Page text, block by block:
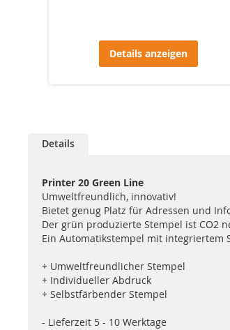
Details anzeigen
Details
Printer 20 Green Line
Umweltfreundlich, innovativ!
Bietet genug Platz für Adressen und
Der grün produzierte Stempel ist CO2
Ein Automatikstempel mit integriertem
+ Umweltfreundlicher Stempel
+ Individueller Abdruck
+ Selbstfärbender Stempel
- Lieferzeit 5 - 10 Werktage